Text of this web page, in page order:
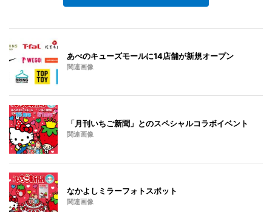
あべのキューズモールに14店舗が新規オープン
関連画像
「月刊いちご新聞」とのスペシャルコラボイベント
関連画像
なかよしミラーフォトスポット
関連画像